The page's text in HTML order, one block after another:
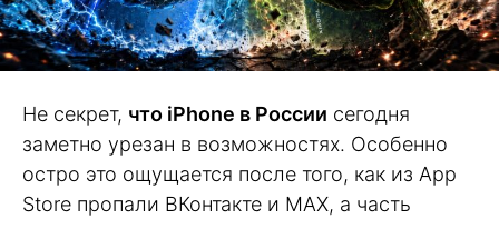
Не секрет, что iPhone в России сегодня
заметно урезан в возможностях. Особенно
остро это ощущается после того, как из App
Store пропали ВКонтакте и MAX, а часть